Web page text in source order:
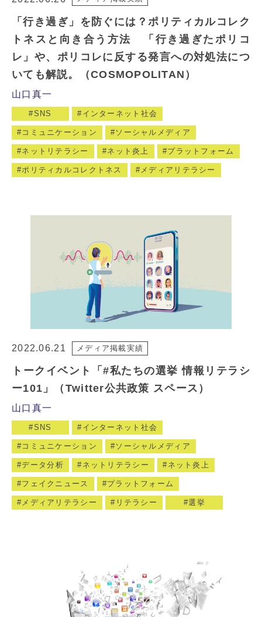
「行き過ぎ」を防ぐには？ポリティカルコレク
トネスと向き合う方法 「行き過ぎたポリコ
レ」や、ポリコレに反する発言への対処法につ
いても解説。（COSMOPOLITAN）
山口真一
SNS インターネット社会
コミュニケーション ソーシャルメディア
ネットリテラシー ネット炎上 プラットフォーム
ポリティカルコレクトネス メディアリテラシー
2022.06.21 メディア掲載実績
トークイベント「#私たちの選挙 情報リテラシ
ー101」（Twitter公共政策 スペース）
山口真一
SNS インターネット社会
コミュニケーション ソーシャルメディア
データ分析 ネットリテラシー ネット炎上
フェイクニュース プラットフォーム
メディアリテラシー リテラシー 選挙